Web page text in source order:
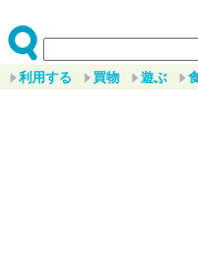
利用する 買物 遊ぶ